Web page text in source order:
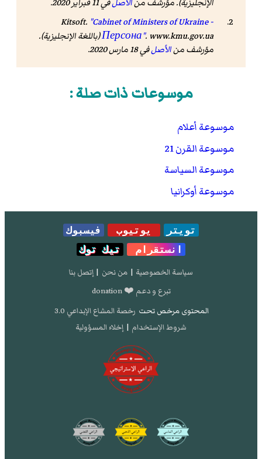
الإنجليزية). مؤرشف منالأصلفي 11 فبراير 2020
.
Kitsoft. "Cabinet of Ministers of Ukraine -
Персона". www.kmu.gov.ua
(باللغة الإنجليزية).
مؤرشف منالأصلفي 18 مارس 2020 .
موسوعات ذات صلة :
موسوعة أعلام
موسوعة القرن 21
موسوعة السياسة
موسوعة أوكرانيا
تويتر يوتيوب
فيسبوك
انستقرام
تيك توك
سياسة الخصوصية | من نحن | إتصل بنا
تبرع و دعم ❤️ donation
المحتوى مرخص تحت رخصة المشاع الإبداعي 3.0
شروط الإستخدام | إخلاء المسؤولية